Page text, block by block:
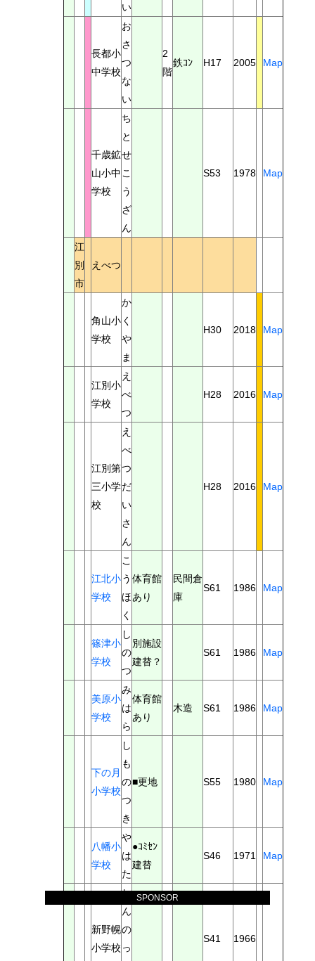
い
長都小
中学校
お
さ
つ
な
い
2
階
鉄ｺﾝ H17 2005 Map
千歳鉱
山小中
学校
ち
と
せ
こ
う
ざ
ん
S53 1978 Map
江
別
市
えべつ
角山小
学校
か
く
や
ま
H30 2018 Map
江別小
学校
え
べ
つ
H28 2016 Map
江別第
三小学
校
え
べ
つ
だ
い
さ
ん
H28 2016 Map
江北小
学校
こ
う
ほ
く
体育館
あり
民間倉
庫
S61 1986 Map
篠津小
学校
し
の
つ
別施設
建替？
S61 1986 Map
美原小
学校
み
は
ら
体育館
あり
木造 S61 1986 Map
下の月
小学校
し
も
の
つ
き
■更地 S55 1980 Map
八幡小
学校
や
は
た
●ｺﾐｾﾝ
建替
S46 1971 Map
新野幌
小学校
し
ん
の
っ
S41 1966
SPONSOR